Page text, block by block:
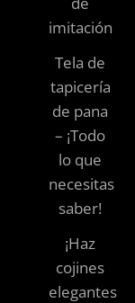
imitación
Tela de
tapicería
de pana
– ¡Todo
lo que
necesitas
saber!
¡Haz
cojines
elegantes